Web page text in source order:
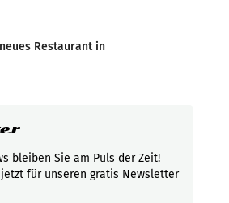
Restaurant in
bleiben Sie am Puls der Zeit!
für unseren gratis Newsletter